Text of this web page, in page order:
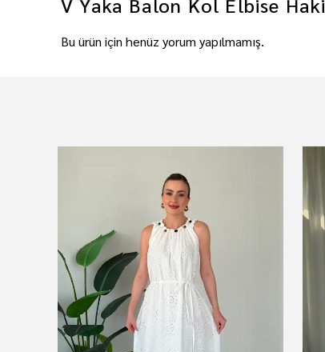
Bu ürün için henüz yorum yapılmamış.